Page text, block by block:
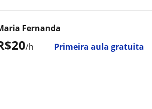
/h Primeira aula gratuita
Fernanda